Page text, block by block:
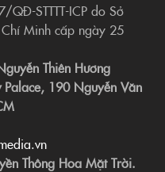
QĐ-STTTT-ICP do Sở
Chí Minh cấp ngày 25
Thiên Hương
Palace, 190 Nguyễn Văn
Thông Hoa Mặt Trời.